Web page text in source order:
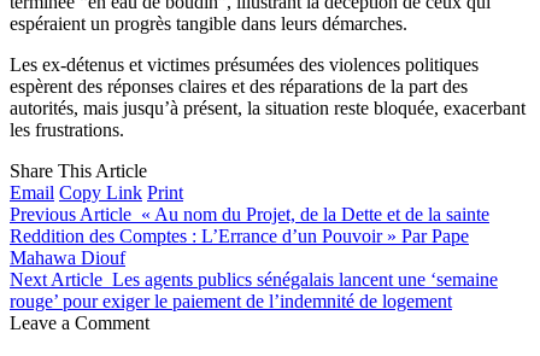
espéraient un progrès tangible dans leurs démarches.
Les ex-détenus et victimes présumées des violences politiques
espèrent des réponses claires et des réparations de la part des
autorités, mais jusqu’à présent, la situation reste bloquée, exacerbant
les frustrations.
Share This Article
Email Copy Link Print
Previous Article « Au nom du Projet, de la Dette et de la sainte
Reddition des Comptes : L’Errance d’un Pouvoir » Par Pape
Mahawa Diouf
Next Article Les agents publics sénégalais lancent une ‘semaine
rouge’ pour exiger le paiement de l’indemnité de logement
Leave a Comment